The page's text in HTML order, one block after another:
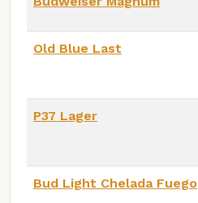
Old Blue Last
P37 Lager
Bud Light Chelada Fuego